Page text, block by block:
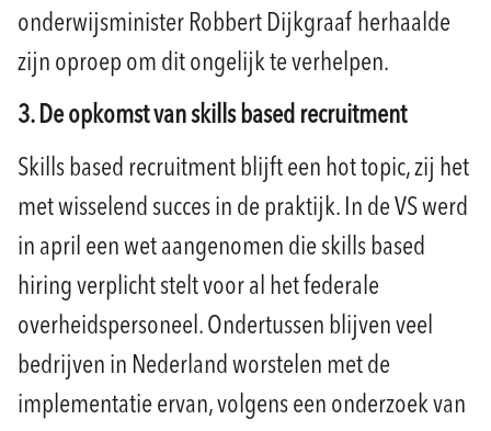
onderwijsminister Robbert Dijkgraaf herhaalde
zijn oproep om dit ongelijk te verhelpen.
3. De opkomst van skills based recruitment
Skills based recruitment blijft een hot topic, zij het
met wisselend succes in de praktijk. In de VS werd
in april een wet aangenomen die skills based
hiring verplicht stelt voor al het federale
overheidspersoneel. Ondertussen blijven veel
bedrijven in Nederland worstelen met de
implementatie ervan, volgens een onderzoek van